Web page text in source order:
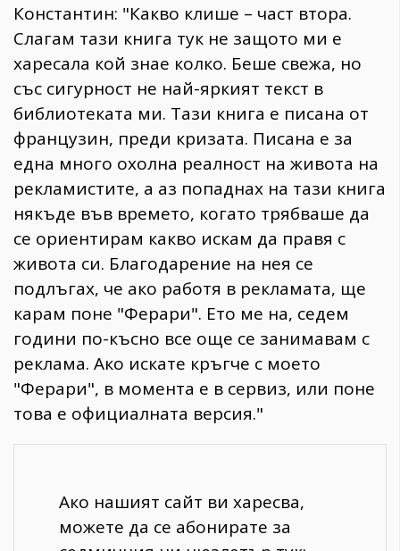
Константин: "Какво клише – част втора.
Слагам тази книга тук не защото ми е
харесала кой знае колко. Беше свежа, но
със сигурност не най-яркият текст в
библиотеката ми. Тази книга е писана от
французин, преди кризата. Писана е за
една много охолна реалност на живота на
рекламистите, а аз попаднах на тази книга
някъде във времето, когато трябваше да
се ориентирам какво искам да правя с
живота си. Благодарение на нея се
подлъгах, че ако работя в рекламата, ще
карам поне "Ферари". Ето ме на, седем
години по-късно все още се занимавам с
реклама. Ако искате кръгче с моето
"Ферари", в момента е в сервиз, или поне
това е официалната версия."
Ако нашият сайт ви харесва,
можете да се абонирате за